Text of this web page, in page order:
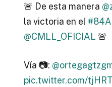
🚨 De esta manera
la victoria en el
@CMLL_OFICIAL 🚨
Vía 📷:
pic.twitter.com/